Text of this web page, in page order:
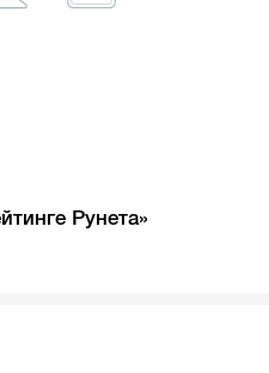
Рунета»